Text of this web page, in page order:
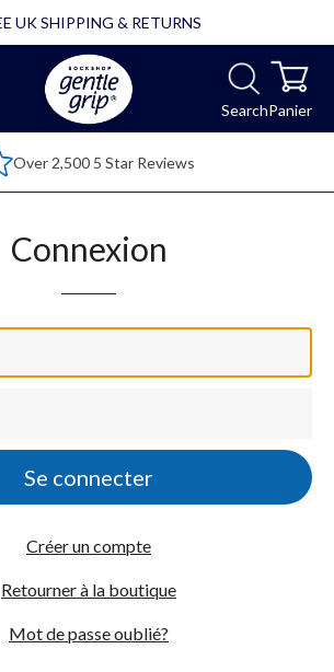
UK SHIPPING & RETURNS
SearchPanier
Over 2,500 5 Star Reviews
Connexion
passe
Créer un compte
Retourner à la boutique
Mot de passe oublié?